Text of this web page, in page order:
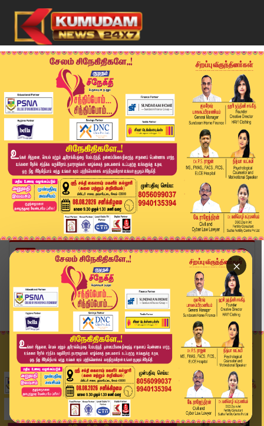
×
Home
சினிமா
செக் மோசடி வழக்கு: இயக்குநர் லிங்குசாமிக்கு ஓரா...